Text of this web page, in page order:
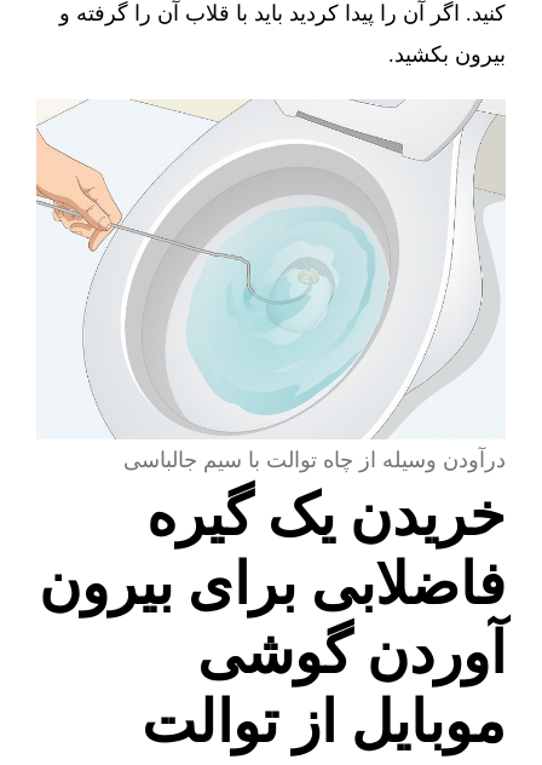
کنید. اگر آن را پیدا کردید باید با قلاب آن را گرفته و
بیرون بکشید.
درآودن وسیله از چاه توالت با سیم جالباسی
خریدن یک گیره
فاضلابی برای بیرون
آوردن گوشی
موبایل از توالت